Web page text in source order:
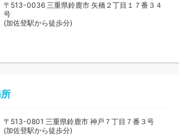
〒513-0036 三重県鈴鹿市 矢橋２丁目１７番３４
号
(加佐登駅から徒歩分)
〒513-0801 三重県鈴鹿市 神戸７丁目７番３号
(加佐登駅から徒歩分)